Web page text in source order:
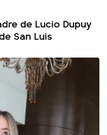
de Lucio Dupuy
San Luis